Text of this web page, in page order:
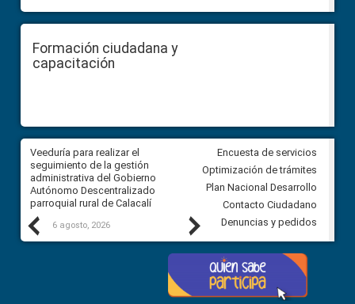
Formación ciudadana y
capacitación
Previous
Veeduría para realizar el
seguimiento de la gestión
administrativa del Gobierno
Autónomo Descentralizado
parroquial rural de Calacalí
6 agosto, 2026
Veeduría para vigilar los
derivados de la Audiencia
comunidad Urbina, parroquia
Carolina
5 agosto, 2026
Next
Encuesta de servicios
Optimización de trámites
Plan Nacional Desarrollo
Contacto Ciudadano
Denuncias y pedidos